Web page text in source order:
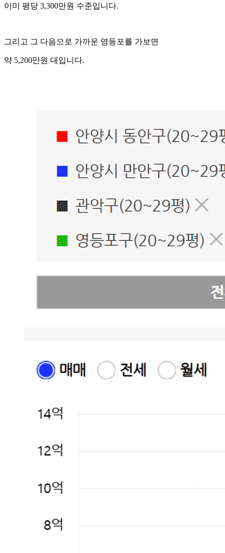
이미 평당 3,300만원 수준입니다.
그리고 그 다음으로 가까운 영등포를 가보면
약 5,200만원 대입니다.